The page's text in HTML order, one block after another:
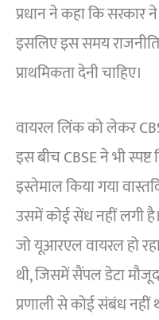
प्रधान ने कहा कि सरकार
इसलिए इस समय
प्राथमिकता देनी चाहिए।
वायरल लिंक को लेकर
इस बीच CBSE ने भी
इस्तेमाल किया गया
उसमें कोई सेंध नहीं लगी
जो यूआरएल वायरल हो
थी, जिसमें सैंपल डेटा
प्रणाली से कोई संबंध नहीं